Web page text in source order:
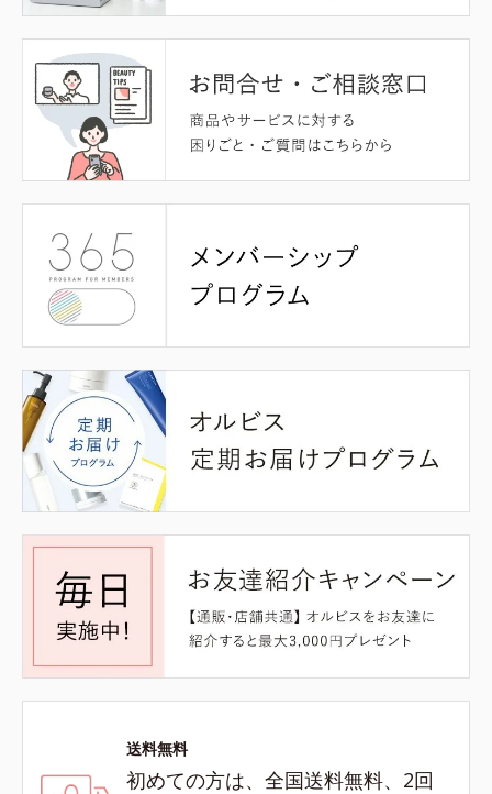
送料無料
初めての方は、全国送料無料、2回